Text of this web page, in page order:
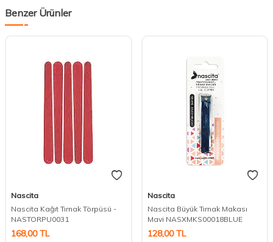
Benzer Ürünler
Nascita
Nascita Kağıt Tırnak Törpüsü -
NASTORPU0031
168,00TL
Nascita
Nascita Büyük Tırnak Makası
Mavi NASXMKS00018BLUE
128,00TL